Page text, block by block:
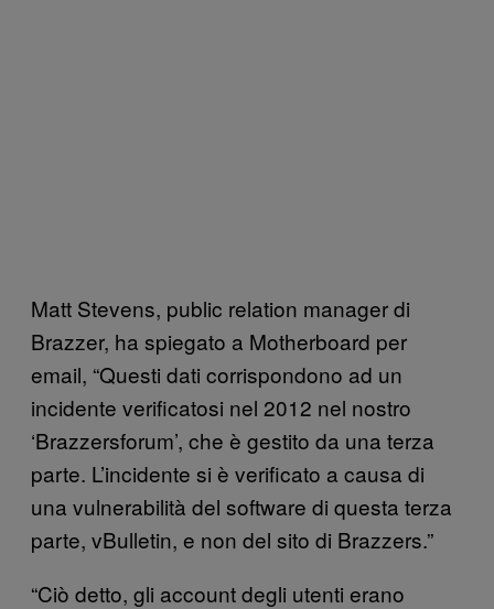
Matt Stevens, public relation manager di
Brazzer, ha spiegato a Motherboard per
email, “Questi dati corrispondono ad un
incidente verificatosi nel 2012 nel nostro
‘Brazzersforum’, che è gestito da una terza
parte. L’incidente si è verificato a causa di
una vulnerabilità del software di questa terza
parte, vBulletin, e non del sito di Brazzers.”
“Ciò detto, gli account degli utenti erano